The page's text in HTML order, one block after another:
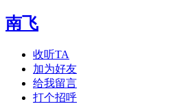
南飞
收听TA
加为好友
给我留言
打个招呼